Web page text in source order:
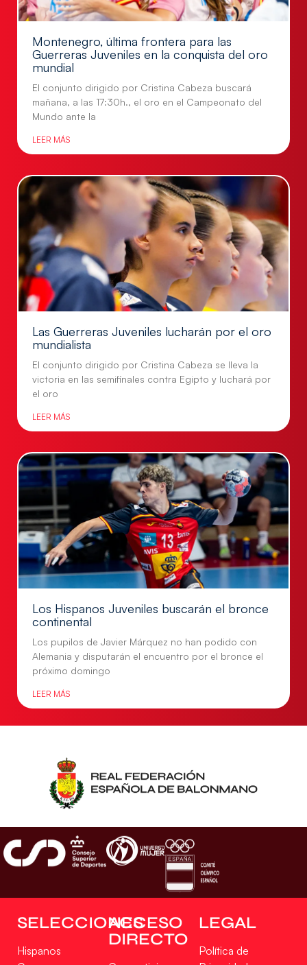
Montenegro, última frontera para las
Guerreras Juveniles en la conquista del oro
mundial
El conjunto dirigido por Cristina Cabeza buscará
mañana, a las 17:30h., el oro en el Campeonato del
Mundo ante la
LEER MÁS
Las Guerreras Juveniles lucharán por el oro
mundialista
El conjunto dirigido por Cristina Cabeza se lleva la
victoria en las semifinales contra Egipto y luchará por
el oro
LEER MÁS
Los Hispanos Juveniles buscarán el bronce
continental
Los pupilos de Javier Márquez no han podido con
Alemania y disputarán el encuentro por el bronce el
próximo domingo
LEER MÁS
SELECCIONES
Hispanos
ACCESO
DIRECTO
LEGAL
Política de